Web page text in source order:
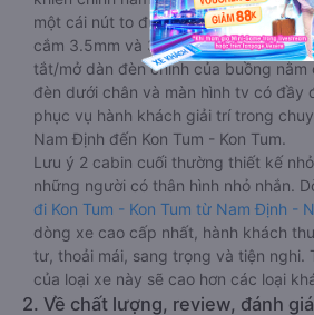
một cái nút to đùng để gọi tiếp viên, 2
cắm 3.5mm và 3 cái nút có biểu
tắt/mở dàn đèn chính của buồng nằm
đèn dưới chân và màn hình tv có đầy
phục vụ hành khách giải trí trong
Nam Định đến Kon Tum - Kon Tum.
Lưu ý 2 cabin cuối thường thiết kế
những người có thân hình nhỏ nhắn.
đi Kon Tum - Kon Tum từ Nam Định -
dòng xe cao cấp nhất, hành khách
tư, thoải mái, sang trọng và tiện nghi.
của loại xe này sẽ cao hơn các loại
2. Về chất lượng, review, đánh